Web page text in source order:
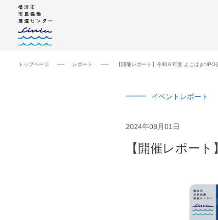
トップページ レポート 【開催レポート】令和６年度 よこはまNPO
イベントレポート
2024年08月01日
【開催レポー